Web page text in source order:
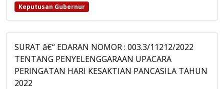
Keputusan Gubernur
SURAT â€“ EDARAN NOMOR : 003.3/11212/2022
TENTANG PENYELENGGARAAN UPACARA
PERINGATAN HARI KESAKTIAN PANCASILA TAHUN
2022